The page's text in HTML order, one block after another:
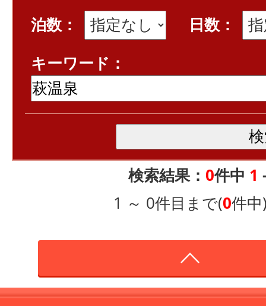
泊数：
日数：
キーワード：
検索結果： 0件中 1
1 ～ 0件目まで(0件中